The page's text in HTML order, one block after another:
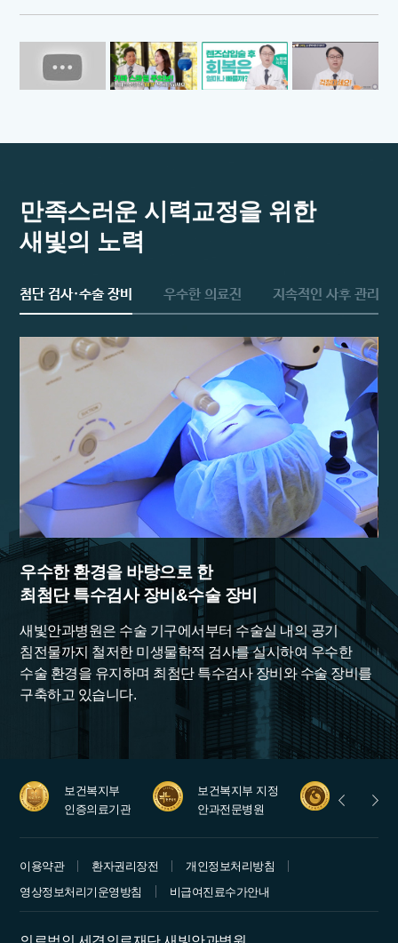
만족스러운 시력교정을 위한
새빛의 노력
첨단 검사·수술 장비 우수한 의료진 지속적인 사후 관리
우수한 환경을 바탕으로 한
최첨단 특수검사 장비&수술 장비
새빛안과병원은 수술 기구에서부터 수술실 내의 공기
침전물까지 철저한 미생물학적 검사를 실시하여 우수한
수술 환경을 유지하며 최첨단 특수검사 장비와 수술 장비를
구축하고 있습니다.
풍
대
집
보건복지부
인증의료기관
보건복지부 지정
안과전문병원
수련병원
이용약관 환자권리장전
개인정보처리방침
영상정보처리기운영방침
비급여진료수가안내